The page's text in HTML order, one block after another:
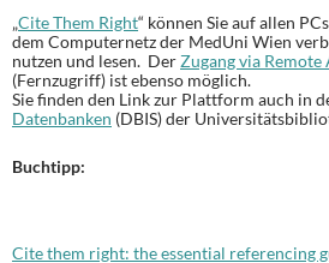
„Cite Them Right“ können Sie auf allen
dem Computernetz der MedUni Wien
nutzen und lesen. DerZugang via Remote
(Fernzugriff) ist ebenso möglich.
Sie finden den Link zur Plattform auch in
Datenbanken (DBIS) der
Buchtipp:
Cite them right: the essential referencing